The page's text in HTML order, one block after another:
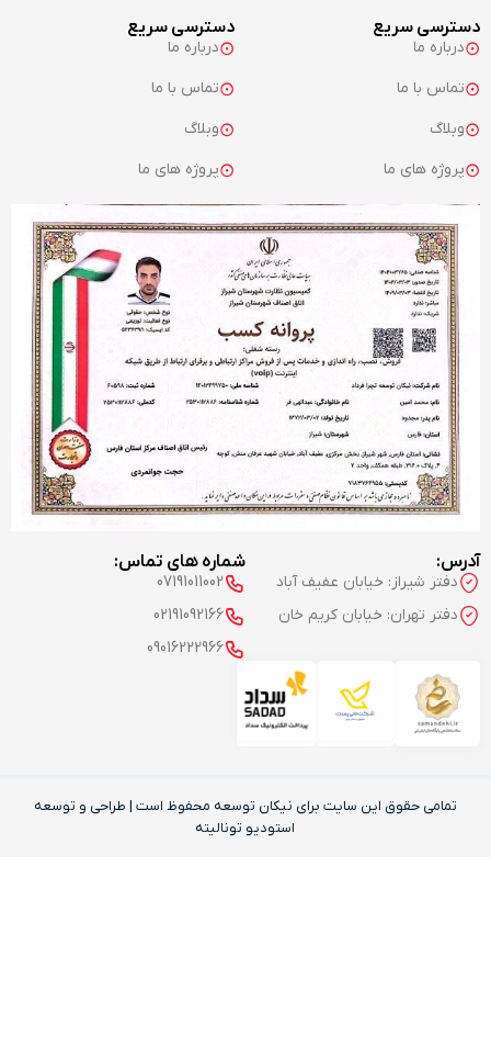
دسترسی سریع
درباره ما
تماس با ما
وبلاگ
پروژه های ما
دسترسی سریع
درباره ما
تماس با ما
وبلاگ
پروژه های ما
آدرس:
دفتر شیراز: خیابان عفیف آباد
دفتر تهران: خیابان کریم خان
شماره های تماس:
07191011002
02191092166
09016222966
تمامی حقوق این‌ سایت برای نیکان توسعه محفوظ است | طراحی و توسعه
استودیو تونالیته